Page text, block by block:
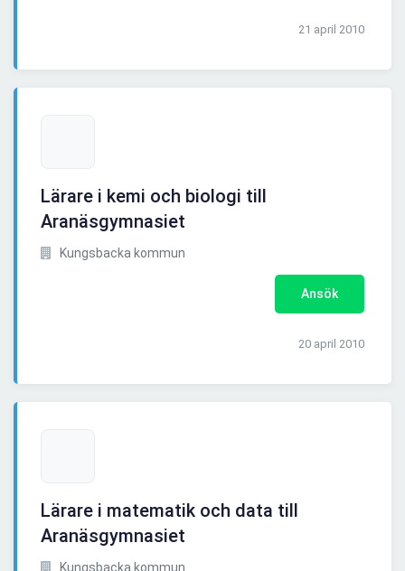
21 april 2010
Lärare i kemi och biologi till
Aranäsgymnasiet
Kungsbacka kommun
Ansök
20 april 2010
Lärare i matematik och data till
Aranäsgymnasiet
Kungsbacka kommun